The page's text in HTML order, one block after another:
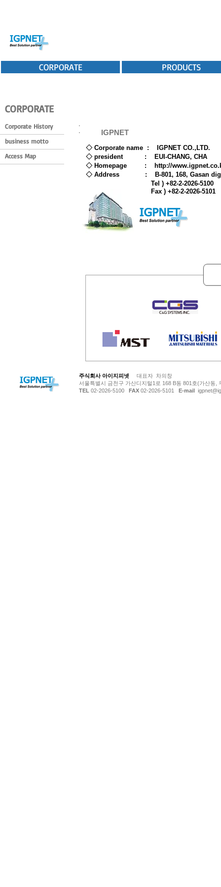
CORPORATE PRODUCTS
CORPORATE
Corporate History
business motto
Access Map
◇ Corporate name : IGPNET CO.,LTD.
◇ president : EUI-CHANG, CHA
◇ Homepage :
http://
◇ Address : B-801, 168, Gasan
Tel ) +82-2-2026-5100
Fax ) +82-2-2026-5101
IGPNET
주식회사 아이지피넷 대표자 차의창
서울특별시 금천구 가산디지털1로 168 B동 801호(가산동
TEL 02-2026-5100 FAX 02-2026-5101 E-mail
© Copyright 저작권 보호 대상입니다.